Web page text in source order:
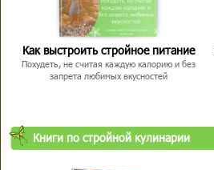
Как выстроить стройное питание
Похудеть, не считая каждую калорию и без
запрета любимых вкусностей
Книги по стройной кулинарии